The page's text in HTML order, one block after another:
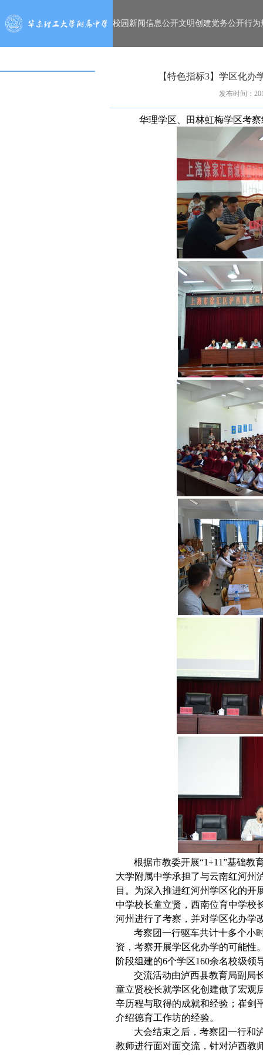
校园新闻信息公开文明创建党务公开行为
【特色指标3】学区化办
发布时间：
华理学区、田林虹梅学区考
根据市教委开展“1+11”基础教
大学附属中学承担了与云南红河州
目。为深入推进红河州学区化的开
中学校长童立贤，西南位育中学校
河州进行了考察，并对学区化办学
考察团一行驱车共计十多个小
资，考察开展学区化办学的可能性
阶段组建的6个学区160余名校级领
交流活动由泸西县教育局副局
童立贤校长就学区化创建做了宏观
辛历程与取得的成就和经验；崔剑
介绍德育工作坊的经验。
大会结束之后，考察团一行和
教师进行面对面交流，针对泸西教